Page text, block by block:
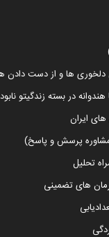
دلخوری ها و از دست دادن
در بسته زندگیتو
های ایران
پرسش و پاسخ)
تحلیل
های تضمینی